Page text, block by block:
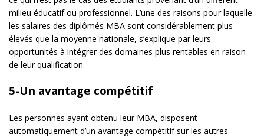
milieu éducatif ou professionnel. L’une des raisons pour laquelle
les salaires des diplômés MBA sont considérablement plus
élevés que la moyenne nationale, s’explique par leurs
opportunités à intégrer des domaines plus rentables en raison
de leur qualification.
5-Un avantage compétitif
Les personnes ayant obtenu leur MBA, disposent
automatiquement d’un avantage compétitif sur les autres